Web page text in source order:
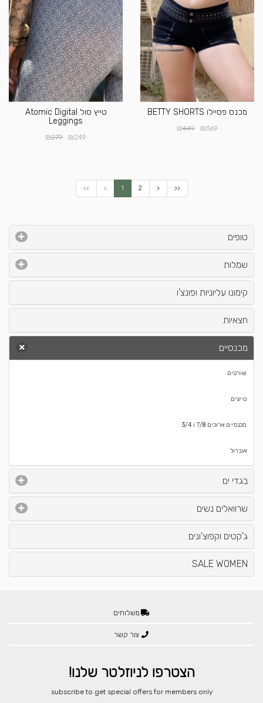
מכנס פסיילו BETTY SHORTS
₪369
₪449
טייץ סול Atomic Digital
Leggings
₪249
₪279
<< < 1 2 > >>
טופים
שמלות
קימונו עליוניות ופונצ'ו
חצאיות
מכנסיים
שורטים
טייצים
מכנסיים ארוכים 7/8 ו 3/4
אוברול
בגדי ים
שרוואלים נשים
ג'קטים וקפוצ'ונים
SALE WOMEN
משלוחים
צור קשר
הצטרפו לניוזלטר שלנו!
​subscribe to get special offers for members only